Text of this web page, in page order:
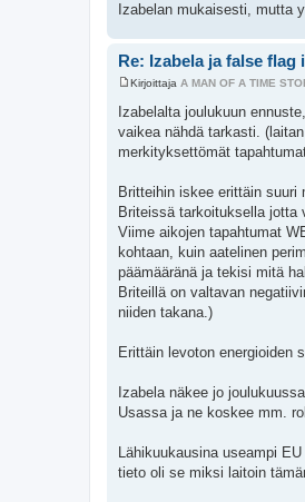
Izabelan mukaisesti, mutta
Re: Izabela ja false flag
e
s
i
Kirjoittaja A MAN OF A TIME
Izabelalta joulukuun
vaikea nähdä tarkasti.
merkityksettömät
Britteihin iskee erittäin
Briteissä tarkoituksella jotta
Viime aikojen tapahtumat
kohtaan, kuin aatelinen
päämääränä ja tekisi mitä
Briteillä on valtavan
niiden takana.)
Erittäin levoton energioiden
Izabela näkee jo
Usassa ja ne koskee mm.
Lähikuukausina useampi
tieto oli se miksi laitoin